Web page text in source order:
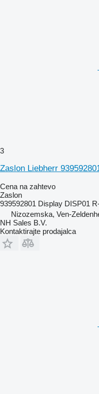
3
Zaslon Liebherr
Cena na zahtevo
Zaslon
939592801 Display DISP01
Nizozemska, Ven-
NH Sales B.V.
Kontaktirajte prodajalca